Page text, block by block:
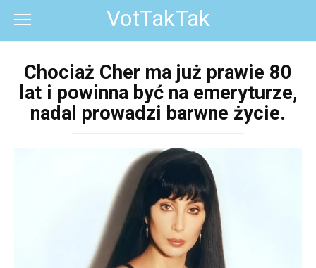
контенту
VotTakTak
Chociaż Cher ma już prawie 80
lat i powinna być na emeryturze,
nadal prowadzi barwne życie.